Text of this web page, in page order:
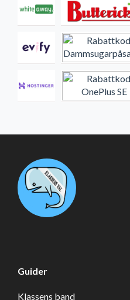
Guider
Klassens band